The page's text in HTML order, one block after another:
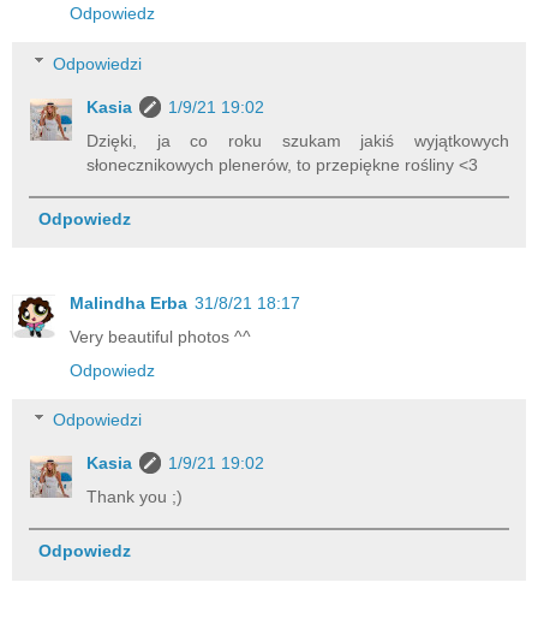
Odpowiedz
Odpowiedzi
Kasia
1/9/21 19:02
Dzięki, ja co roku szukam jakiś wyjątkowych
słonecznikowych plenerów, to przepiękne rośliny <3
Odpowiedz
Malindha Erba 31/8/21 18:17
Very beautiful photos ^^
Odpowiedz
Odpowiedzi
Kasia
1/9/21 19:02
Thank you ;)
Odpowiedz